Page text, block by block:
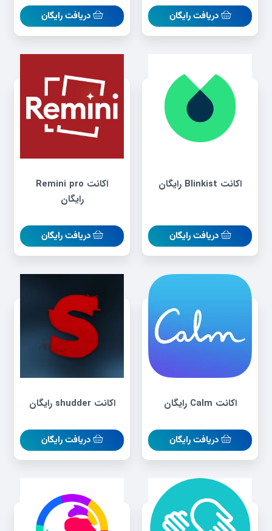
دریافت رایگان دریافت رایگان
اکانت Blinkist رایگان
دریافت رایگان
اکانت Remini pro
رایگان
دریافت رایگان
اکانت Calm رایگان
دریافت رایگان
اکانت shudder رایگان
دریافت رایگان